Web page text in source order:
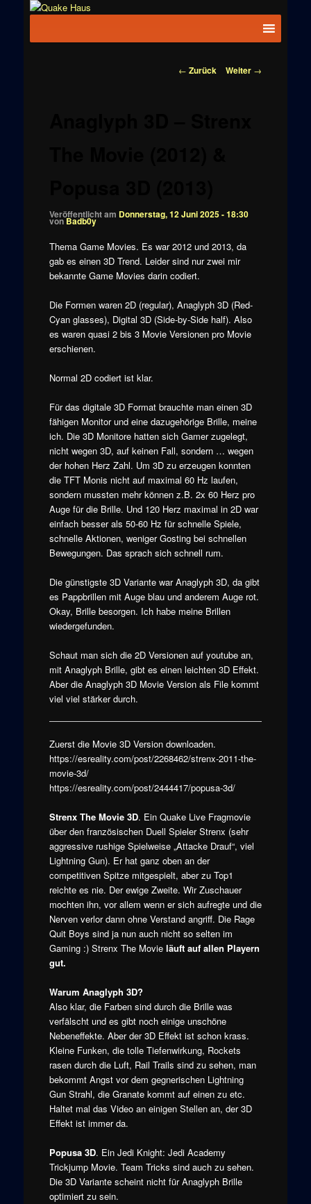
News zu
Beitragsnavigation
← Zurück Weiter →
Veröffentlicht am Donnerstag, 12 Juni 2025 - 18:30
vonBadb0y
Thema Game Movies. Es war 2012 und 2013, da
gab es einen 3D Trend. Leider sind nur zwei mir
bekannte Game Movies darin codiert.
Die Formen waren 2D (regular), Anaglyph 3D (Red-
Cyan glasses), Digital 3D (Side-by-Side half). Also
es waren quasi 2 bis 3 Movie Versionen pro Movie
erschienen.
Normal 2D codiert ist klar.
Für das digitale 3D Format brauchte man einen 3D
fähigen Monitor und eine dazugehörige Brille, meine
ich. Die 3D Monitore hatten sich Gamer zugelegt,
nicht wegen 3D, auf keinen Fall, sondern … wegen
der hohen Herz Zahl. Um 3D zu erzeugen konnten
die TFT Monis nicht auf maximal 60 Hz laufen,
sondern mussten mehr können z.B. 2x 60 Herz pro
Auge für die Brille. Und 120 Herz maximal in 2D war
einfach besser als 50-60 Hz für schnelle Spiele,
schnelle Aktionen, weniger Gosting bei schnellen
Bewegungen. Das sprach sich schnell rum.
Die günstigste 3D Variante war Anaglyph 3D, da gibt
es Pappbrillen mit Auge blau und anderem Auge rot.
Okay, Brille besorgen. Ich habe meine Brillen
wiedergefunden.
Schaut man sich die 2D Versionen auf youtube an,
mit Anaglyph Brille, gibt es einen leichten 3D Effekt.
Aber die Anaglyph 3D Movie Version als File kommt
viel viel stärker durch.
Zuerst die Movie 3D Version downloaden.
https://esreality.com/post/2268462/strenx-2011-the-
movie-3d/
https://esreality.com/post/2444417/popusa-3d/
Strenx The Movie 3D. Ein Quake Live Fragmovie
über den französischen Duell Spieler Strenx (sehr
aggressive rushige Spielweise „Attacke Drauf“, viel
Lightning Gun). Er hat ganz oben an der
competitiven Spitze mitgespielt, aber zu Top1
reichte es nie. Der ewige Zweite. Wir Zuschauer
mochten ihn, vor allem wenn er sich aufregte und die
Nerven verlor dann ohne Verstand angriff. Die Rage
Quit Boys sind ja nun auch nicht so selten im
Gaming :) Strenx The Movieläuft auf allen Playern
gut.
Warum Anaglyph 3D?
Also klar, die Farben sind durch die Brille was
verfälscht und es gibt noch einige unschöne
Nebeneffekte. Aber der 3D Effekt ist schon krass.
Kleine Funken, die tolle Tiefenwirkung, Rockets
rasen durch die Luft, Rail Trails sind zu sehen, man
bekommt Angst vor dem gegnerischen Lightning
Gun Strahl, die Granate kommt auf einen zu etc.
Haltet mal das Video an einigen Stellen an, der 3D
Effekt ist immer da.
Popusa 3D. Ein Jedi Knight: Jedi Academy
Trickjump Movie. Team Tricks sind auch zu sehen.
Die 3D Variante scheint nicht für Anaglyph Brille
optimiert zu sein.